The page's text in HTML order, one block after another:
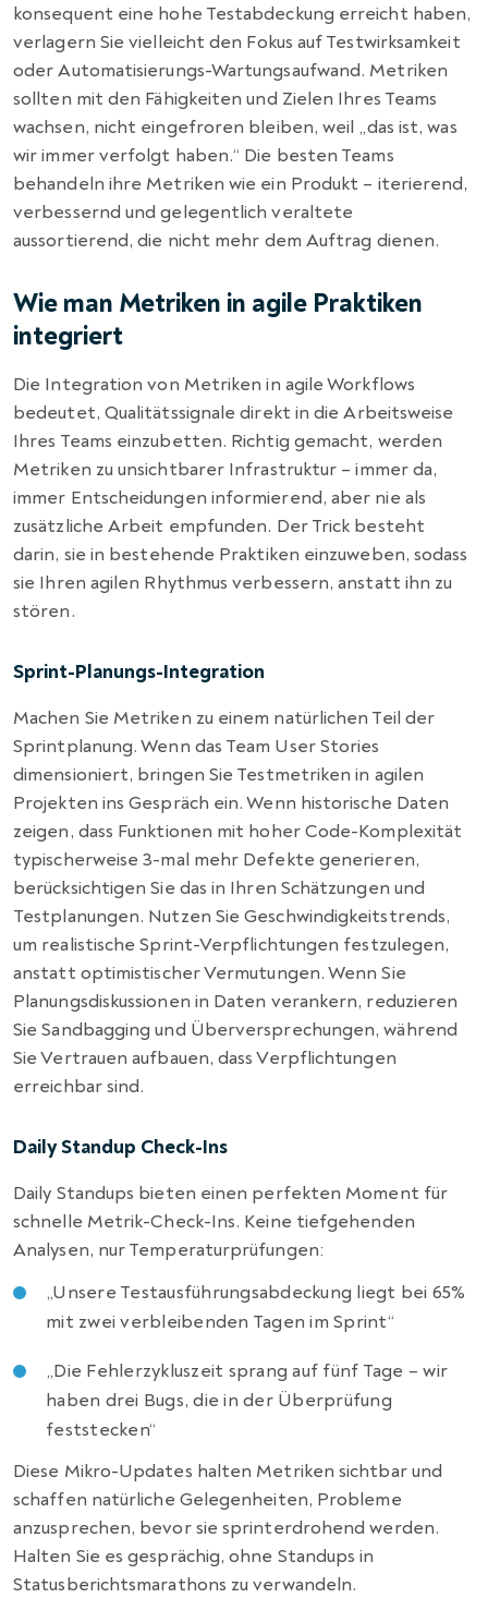
konsequent eine hohe Testabdeckung erreicht haben,
verlagern Sie vielleicht den Fokus auf Testwirksamkeit
oder Automatisierungs-Wartungsaufwand. Metriken
sollten mit den Fähigkeiten und Zielen Ihres Teams
wachsen, nicht eingefroren bleiben, weil „das ist, was
wir immer verfolgt haben.“ Die besten Teams
behandeln ihre Metriken wie ein Produkt – iterierend,
verbessernd und gelegentlich veraltete
aussortierend, die nicht mehr dem Auftrag dienen.
Wie man Metriken in agile Praktiken
integriert
Die Integration von Metriken in agile Workflows
bedeutet, Qualitätssignale direkt in die Arbeitsweise
Ihres Teams einzubetten. Richtig gemacht, werden
Metriken zu unsichtbarer Infrastruktur – immer da,
immer Entscheidungen informierend, aber nie als
zusätzliche Arbeit empfunden. Der Trick besteht
darin, sie in bestehende Praktiken einzuweben, sodass
sie Ihren agilen Rhythmus verbessern, anstatt ihn zu
stören.
Sprint-Planungs-Integration
Machen Sie Metriken zu einem natürlichen Teil der
Sprintplanung. Wenn das Team User Stories
dimensioniert, bringen Sie Testmetriken in agilen
Projekten ins Gespräch ein. Wenn historische Daten
zeigen, dass Funktionen mit hoher Code-Komplexität
typischerweise 3-mal mehr Defekte generieren,
berücksichtigen Sie das in Ihren Schätzungen und
Testplanungen. Nutzen Sie Geschwindigkeitstrends,
um realistische Sprint-Verpflichtungen festzulegen,
anstatt optimistischer Vermutungen. Wenn Sie
Planungsdiskussionen in Daten verankern, reduzieren
Sie Sandbagging und Überversprechungen, während
Sie Vertrauen aufbauen, dass Verpflichtungen
erreichbar sind.
Daily Standup Check-Ins
Daily Standups bieten einen perfekten Moment für
schnelle Metrik-Check-Ins. Keine tiefgehenden
Analysen, nur Temperaturprüfungen:
„Unsere Testausführungsabdeckung liegt bei 65%
mit zwei verbleibenden Tagen im Sprint“
„Die Fehlerzykluszeit sprang auf fünf Tage – wir
haben drei Bugs, die in der Überprüfung
feststecken“
Diese Mikro-Updates halten Metriken sichtbar und
schaffen natürliche Gelegenheiten, Probleme
anzusprechen, bevor sie sprinterdrohend werden.
Halten Sie es gesprächig, ohne Standups in
Statusberichtsmarathons zu verwandeln.